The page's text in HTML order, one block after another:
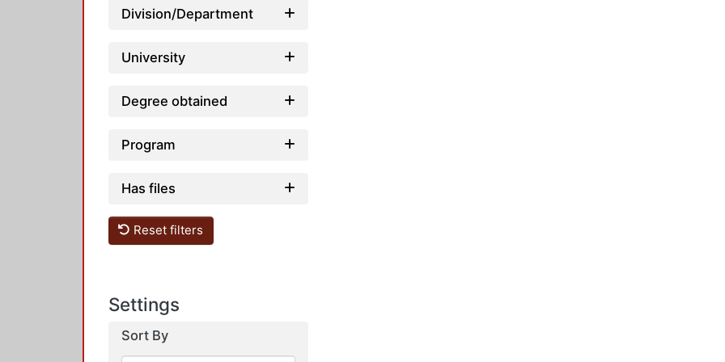
Division/Department
University
Degree obtained
Program
Has files
Reset filters
Settings
Sort By